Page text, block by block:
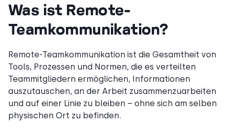
Was ist Remote-
Teamkommunikation?
Remote-Teamkommunikation ist die Gesamtheit von
Tools, Prozessen und Normen, die es verteilten
Teammitgliedern ermöglichen, Informationen
auszutauschen, an der Arbeit zusammenzuarbeiten
und auf einer Linie zu bleiben – ohne sich am selben
physischen Ort zu befinden.